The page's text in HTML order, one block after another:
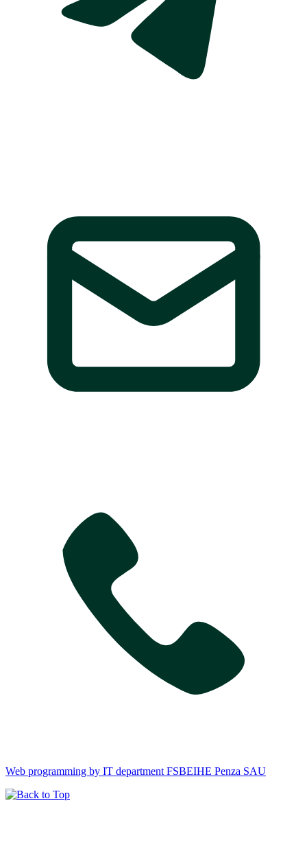
Web programming by IT department FSBEIHE Penza SAU